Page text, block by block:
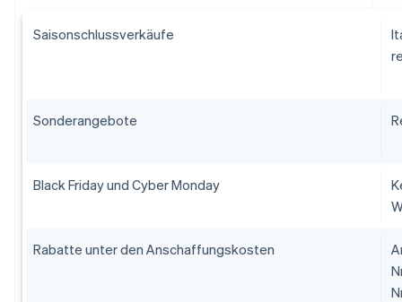
Saisonschlussverkäufe
Sonderangebote
Black Friday und Cyber Monday
Rabatte unter den Anschaffungskosten